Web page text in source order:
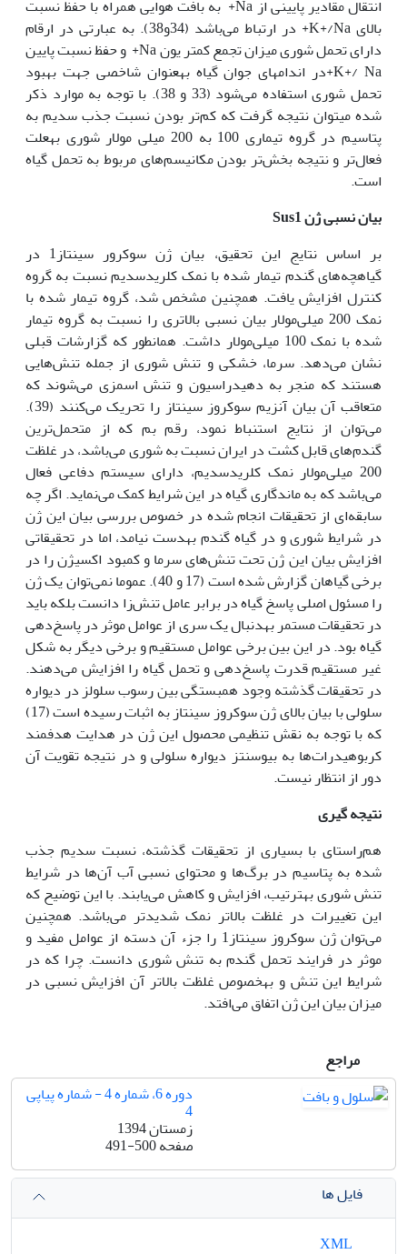
انتقال مقادیر پایینی از Na+ به بافت هوایی همراه با حفظ نسبت
بالای K+/Na+ در ارتباط می‌باشد (34و38). به عبارتی در ارقام
دارای تحمل شوری میزان تجمع کمتر یون Na+ و حفظ نسبت پایین
K+/ Na+در اندام‏های جوان گیاه به‏عنوان شاخصی جهت بهبود
تحمل شوری استفاده می‌شود (33 و 38). با توجه به موارد ذکر
شده می‏توان نتیجه گرفت که کم‌تر بودن نسبت جذب سدیم به
پتاسیم در گروه تیماری 100 به 200 میلی مولار شوری به‏علت
فعال‌تر و نتیجه بخش‌تر بودن مکانیسم‌های مربوط به تحمل گیاه
است.
بیان نسبی ژنSus1
بر اساس نتایج این تحقیق، بیان ژن سوکرور سینتاز1 در
گیاه‏چه‌های گندم تیمار شده با نمک کلریدسدیم نسبت به گروه
کنترل افزایش یافت. همچنین مشخص شد، گروه تیمار شده با
نمک 200 میلی‌مولار بیان نسبی بالاتری را نسبت به گروه تیمار
شده با نمک 100 میلی‌مولار داشت. همان‏طور که گزارشات قبلی
نشان می‌دهد. سرما، خشکی و تنش شوری از جمله تنش‌هایی
هستند که منجر به دهیدراسیون و تنش اسمزی می‌شوند که
متعاقب آن بیان آنزیم سوکروز سینتاز را تحریک می‌کنند (39).
می‌توان از نتایج استنباط نمود، رقم بم که از متحمل‌ترین
گندم‌های قابل کشت در ایران نسبت به شوری می‌باشد، در غلظت
200 میلی‌مولار نمک کلریدسدیم، دارای سیستم دفاعی فعال
می‌باشد که به ماندگاری گیاه در این شرایط کمک می‌نماید. اگر چه
سابقه‌ای از تحقیقات انجام شده در خصوص بررسی بیان این ژن
در شرایط شوری و در گیاه گندم به‏دست نیامد، اما در تحقیقاتی
افزایش بیان این ژن تحت تنش‌های سرما و کمبود اکسیژن را در
برخی گیاهان گزارش شده است (17 و 40). عموما نمی‌توان یک ژن
را مسئول اصلی پاسخ گیاه در برابر عامل تنش‌زا دانست بلکه باید
در تحقیقات مستمر به‏دنبال یک سری از عوامل موثر در پاسخ‌دهی
گیاه بود. در این بین برخی عوامل مستقیم و برخی دیگر به شکل
غیر مستقیم قدرت پاسخ‌دهی و تحمل گیاه را افزایش می‌دهند.
در تحقیقات گذشته وجود همبستگی بین رسوب سلولز در دیواره
سلولی با بیان بالای ژن سوکروز سینتاز به اثبات رسیده است (17)
که با توجه به نقش تنظیمی محصول این ژن در هدایت هدفمند
کربوهیدرات‌ها به بیوسنتز دیواره سلولی و در نتیجه تقویت آن
دور از انتظار نیست.
نتیجه گیری
هم‌راستای با بسیاری از تحقیقات گذشته، نسبت سدیم جذب
شده به پتاسیم در برگ‌ها و محتوای نسبی آب آن‌ها در شرایط
تنش شوری به‏ترتیب، افزایش و کاهش می‌یابند. با این توضیح که
این تغییرات در غلظت بالاتر نمک شدیدتر می‌باشد. همچنین
می‌توان ژن سوکروز سینتاز1 را جزء آن دسته از عوامل مفید و
موثر در فرایند تحمل گندم به تنش شوری دانست. چرا که در
شرایط این تنش و به‏خصوص غلظت بالاتر آن افزایش نسبی در
میزان بیان این ژن اتفاق می‌افتد.
مراجع
دوره 6، شماره 4 - شماره پیاپی
4
زمستان 1394
صفحه491-500
فایل ها